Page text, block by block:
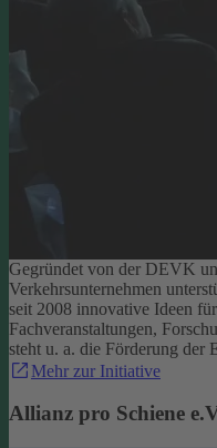
Gegründet von der DEVK
Verkehrsunternehmen
seit 2008 innovative Ideen
Fachveranstaltungen,
steht u. a. die Förderung
Mehr zur Initiative
Allianz pro Schiene